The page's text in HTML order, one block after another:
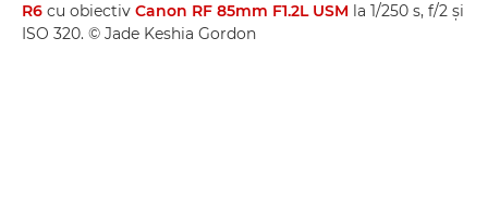
R6 cu obiectiv Canon RF 85mm F1.2L USM la 1/250 s, f/2 şi
ISO 320. © Jade Keshia Gordon